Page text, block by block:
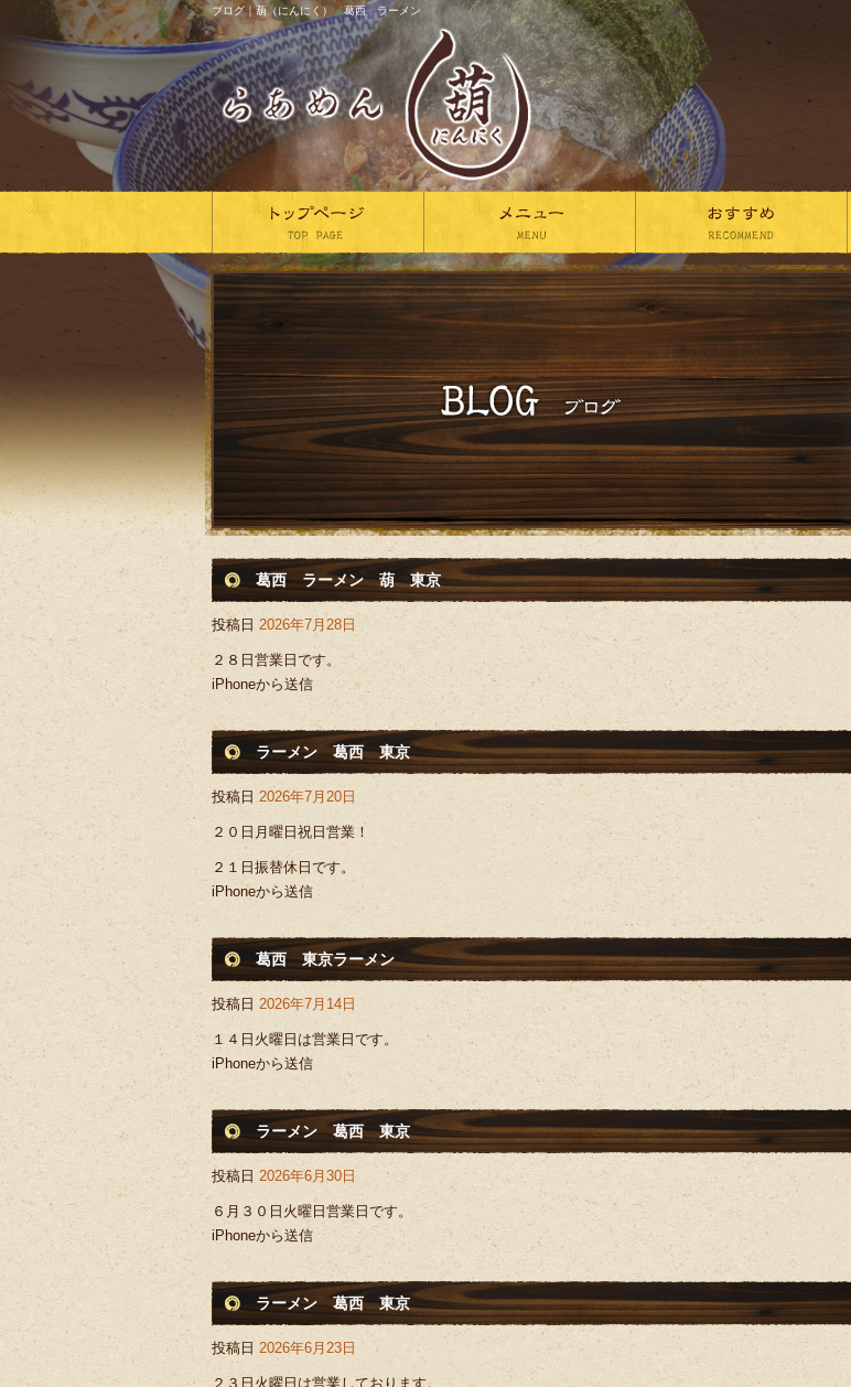
ブログ｜葫（にんにく） 葛西 ラーメン
葛西 ラーメン 葫 東京
投稿日 2026年7月28日
２８日営業日です。
iPhoneから送信
ラーメン 葛西 東京
投稿日 2026年7月20日
２０日月曜日祝日営業！
２１日振替休日です。
iPhoneから送信
葛西 東京ラーメン
投稿日 2026年7月14日
１４日火曜日は営業日です。
iPhoneから送信
ラーメン 葛西 東京
投稿日 2026年6月30日
６月３０日火曜日営業日です。
iPhoneから送信
ラーメン 葛西 東京
投稿日 2026年6月23日
２３日火曜日は営業しております。